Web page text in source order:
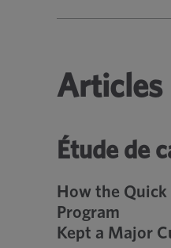
Articles
Étude de
How the
Program
Kept a Major